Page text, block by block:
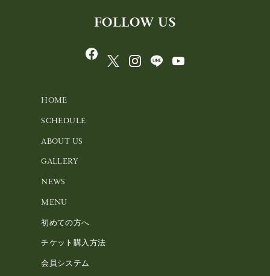
FOLLOW US
HOME
SCHEDULE
ABOUT US
GALLERY
NEWS
MENU
初めての方へ
チケット購入方法
会員システム